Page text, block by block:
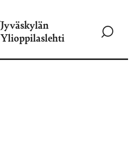
Jyväskylän
Ylioppilaslehti
Siirry